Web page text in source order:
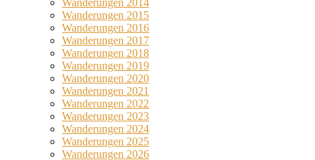
Wanderungen 2015
Wanderungen 2016
Wanderungen 2017
Wanderungen 2018
Wanderungen 2019
Wanderungen 2020
Wanderungen 2021
Wanderungen 2022
Wanderungen 2023
Wanderungen 2024
Wanderungen 2025
Wanderungen 2026